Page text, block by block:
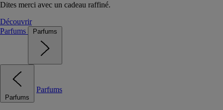
Dites merci avec un cadeau raffiné.
Découvrir
Parfums
Parfums
Parfums
Parfums